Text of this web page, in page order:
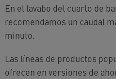
En el lavabo del cuarto de
recomendamos un caudal
minuto.
Las líneas de productos
ofrecen en versiones de